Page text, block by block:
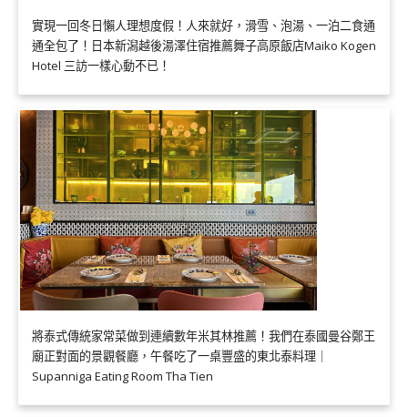
實現一回冬日懶人理想度假！人來就好，滑雪、泡湯、一泊二食通
通全包了！日本新潟越後湯澤住宿推薦舞子高原飯店Maiko Kogen
Hotel 三訪一樣心動不已！
將泰式傳統家常菜做到連續數年米其林推薦！我們在泰國曼谷鄭王
廟正對面的景觀餐廳，午餐吃了一桌豐盛的東北泰料理｜
Supanniga Eating Room Tha Tien